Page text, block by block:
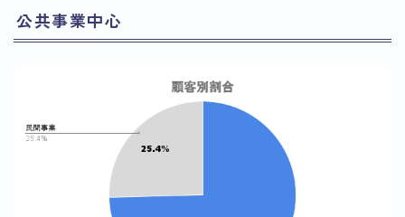
公共事業中心